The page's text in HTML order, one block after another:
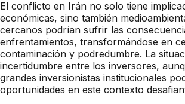
El conflicto en Irán no solo tiene
económicas, sino también
cercanos podrían sufrir las
enfrentamientos, transformándose en
contaminación y podredumbre. La
incertidumbre entre los inversores,
grandes inversionistas institucionales
oportunidades en este contexto